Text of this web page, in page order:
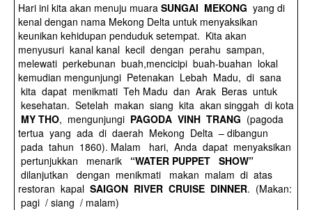
Hari ini kita akan menuju muara SUNGAI MEKONG yang di
kenal dengan nama Mekong Delta untuk menyaksikan
keunikan kehidupan penduduk setempat. Kita akan
menyusuri kanal kanal kecil dengan perahu sampan,
melewati perkebunan buah,mencicipi buah-buahan lokal
kemudian mengunjungi Petenakan Lebah Madu, di sana
kita dapat menikmati Teh Madu dan Arak Beras untuk
kesehatan. Setelah makan siang kita akan singgah di kota
MY THO, mengunjungi PAGODA VINH TRANG (pagoda
tertua yang ada di daerah Mekong Delta – dibangun
pada tahun 1860). Malam hari, Anda dapat menyaksikan
pertunjukkan menarik “WATER PUPPET SHOW”
dilanjutkan dengan menikmati makan malam di atas
restoran kapal SAIGON RIVER CRUISE DINNER. (Makan:
pagi / siang / malam)